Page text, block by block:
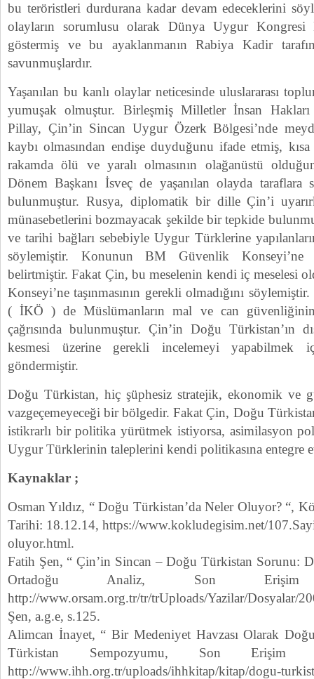
bu teröristleri durdurana kadar devam edeceklerini
olayların sorumlusu olarak Dünya Uygur Kongresi
göstermiş ve bu ayaklanmanın Rabiya Kadir
savunmuşlardır.
Yaşanılan bu kanlı olaylar neticesinde uluslararası
yumuşak olmuştur. Birleşmiş Milletler İnsan
Pillay, Çin’in Sincan Uygur Özerk Bölgesi’nde
kaybı olmasından endişe duyduğunu ifade etmiş,
rakamda ölü ve yaralı olmasının olağanüstü
Dönem Başkanı İsveç de yaşanılan olayda taraflara
bulunmuştur. Rusya, diplomatik bir dille Çin’i
münasebetlerini bozmayacak şekilde bir tepkide
ve tarihi bağları sebebiyle Uygur Türklerine
söylemiştir. Konunun BM Güvenlik Konseyi’ne
belirtmiştir. Fakat Çin, bu meselenin kendi iç meselesi
Konseyi’ne taşınmasının gerekli olmadığını
( İKÖ ) de Müslümanların mal ve can güvenliğinin
çağrısında bulunmuştur. Çin’in Doğu Türkistan’ın
kesmesi üzerine gerekli incelemeyi
göndermiştir.
Doğu Türkistan, hiç şüphesiz stratejik, ekonomik ve
vazgeçemeyeceği bir bölgedir. Fakat Çin, Doğu
istikrarlı bir politika yürütmek istiyorsa, asimilasyon
Uygur Türklerinin taleplerini kendi politikasına entegre
Kaynaklar ;
Osman Yıldız, “ Doğu Türkistan’da Neler Oluyor? “,
Tarihi: 18.12.14, https://www.kokludegisim.net/
oluyor.html.
Fatih Şen, “ Çin’in Sincan – Doğu Türkistan Sorunu:
Ortadoğu Analiz, Son Erişim
http://www.orsam.org.tr/tr/trUploads/Yazilar/Dosyalar/
Şen, a.g.e, s.125.
Alimcan İnayet, “ Bir Medeniyet Havzası Olarak
Türkistan Sempozyumu, Son Erişim
http://www.ihh.org.tr/uploads/ihhkitap/kitap/dogu-